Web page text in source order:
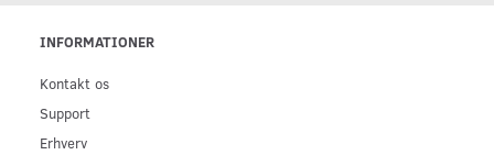
INFORMATIONER
Kontakt os
Support
Erhverv